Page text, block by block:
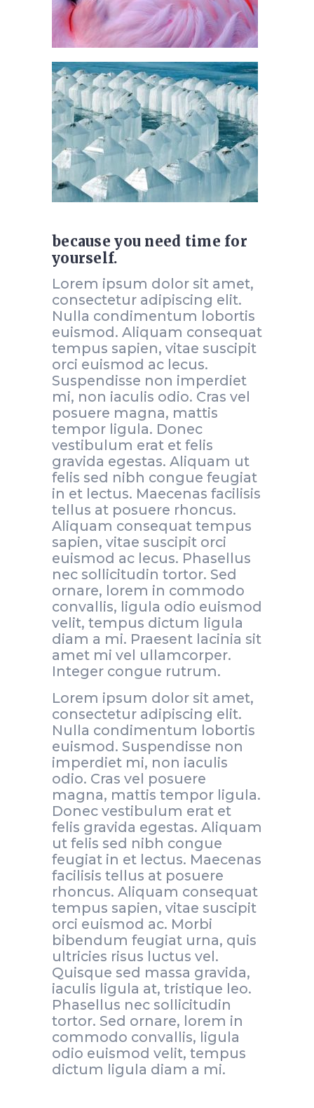
because you need time for
yourself.
Lorem ipsum dolor sit amet,
consectetur adipiscing elit.
Nulla condimentum lobortis
euismod. Aliquam consequat
tempus sapien, vitae suscipit
orci euismod ac lecus.
Suspendisse non imperdiet
mi, non iaculis odio. Cras vel
posuere magna, mattis
tempor ligula. Donec
vestibulum erat et felis
gravida egestas. Aliquam ut
felis sed nibh congue feugiat
in et lectus. Maecenas facilisis
tellus at posuere rhoncus.
Aliquam consequat tempus
sapien, vitae suscipit orci
euismod ac lecus. Phasellus
nec sollicitudin tortor. Sed
ornare, lorem in commodo
convallis, ligula odio euismod
velit, tempus dictum ligula
diam a mi. Praesent lacinia sit
amet mi vel ullamcorper.
Integer congue rutrum.
Lorem ipsum dolor sit amet,
consectetur adipiscing elit.
Nulla condimentum lobortis
euismod. Suspendisse non
imperdiet mi, non iaculis
odio. Cras vel posuere
magna, mattis tempor ligula.
Donec vestibulum erat et
felis gravida egestas. Aliquam
ut felis sed nibh congue
feugiat in et lectus. Maecenas
facilisis tellus at posuere
rhoncus. Aliquam consequat
tempus sapien, vitae suscipit
orci euismod ac. Morbi
bibendum feugiat urna, quis
ultricies risus luctus vel.
Quisque sed massa gravida,
iaculis ligula at, tristique leo.
Phasellus nec sollicitudin
tortor. Sed ornare, lorem in
commodo convallis, ligula
odio euismod velit, tempus
dictum ligula diam a mi.